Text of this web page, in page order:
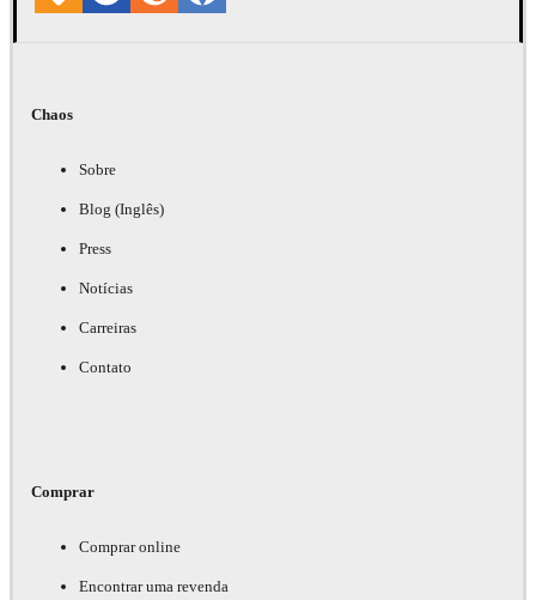
Chaos
Sobre
Blog (Inglês)
Press
Notícias
Carreiras
Contato
Comprar
Comprar online
Encontrar uma revenda